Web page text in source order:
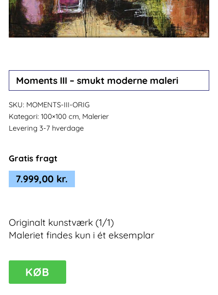
Moments III – smukt moderne maleri
SKU: MOMENTS-III-ORIG
Kategori: 100×100 cm, Malerier
Levering 3-7 hverdage
Gratis fragt
7.999,00 kr.
Originalt kunstværk (1/1)
Maleriet findes kun i ét eksemplar
Moments
III
KØB